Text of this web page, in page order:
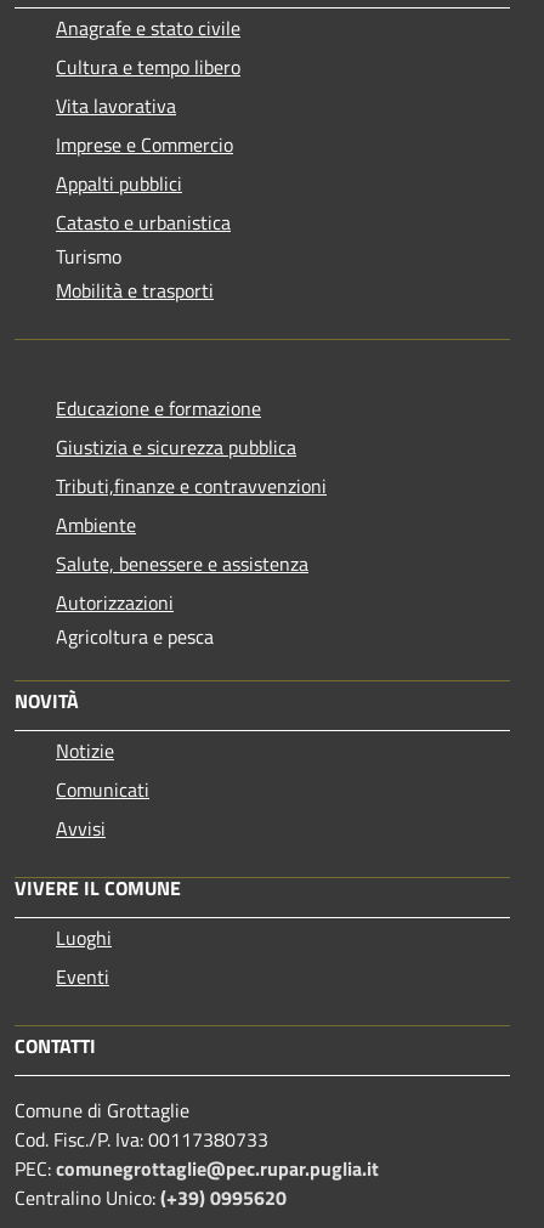
Anagrafe e stato civile
Cultura e tempo libero
Vita lavorativa
Imprese e Commercio
Appalti pubblici
Catasto e urbanistica
Turismo
Mobilità e trasporti
Educazione e formazione
Giustizia e sicurezza pubblica
Tributi,finanze e contravvenzioni
Ambiente
Salute, benessere e assistenza
Autorizzazioni
Agricoltura e pesca
NOVITÀ
Notizie
Comunicati
Avvisi
VIVERE IL COMUNE
Luoghi
Eventi
CONTATTI
Comune di Grottaglie
Cod. Fisc./P. Iva: 00117380733
PEC:comunegrottaglie@pec.rupar.puglia.it
Centralino Unico:(+39) 0995620